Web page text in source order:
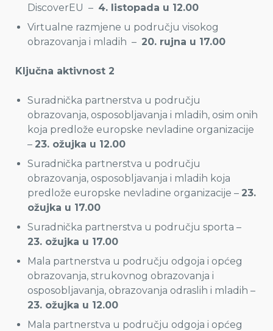
DiscoverEU – 4. listopada u 12.00
Virtualne razmjene u području visokog
obrazovanja i mladih – 20. rujna u 17.00
Ključna aktivnost 2
Suradnička partnerstva u području
obrazovanja, osposobljavanja i mladih, osim onih
koja predlože europske nevladine organizacije
– 23. ožujka u 12.00
Suradnička partnerstva u području
obrazovanja, osposobljavanja i mladih koja
predlože europske nevladine organizacije – 23.
ožujka u 17.00
Suradnička partnerstva u području sporta –
23. ožujka u 17.00
Mala partnerstva u području odgoja i općeg
obrazovanja, strukovnog obrazovanja i
osposobljavanja, obrazovanja odraslih i mladih –
23. ožujka u 12.00
Mala partnerstva u području odgoja i općeg